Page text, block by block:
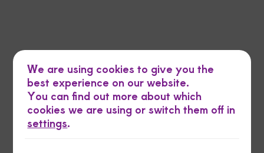
FisioRun
En Fisiorunningmoncayo, entendemos tus necesidades.
Ofrecemos fisioterapia y rehabilitación personalizadas
para ayudarte a recuperarte con eficacia. Nuestro
We are using cookies to give you the
best experience on our website.
You can find out more about which
cookies we are using or switch them off in
settings.